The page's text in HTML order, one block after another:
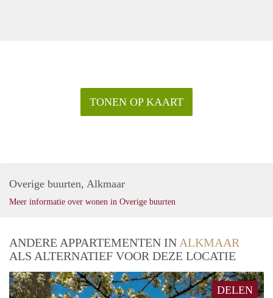
TONEN OP KAART
Overige buurten, Alkmaar
Meer informatie over wonen in Overige buurten
ANDERE APPARTEMENTEN IN ALKMAAR
ALS ALTERNATIEF VOOR DEZE LOCATIE
DELEN